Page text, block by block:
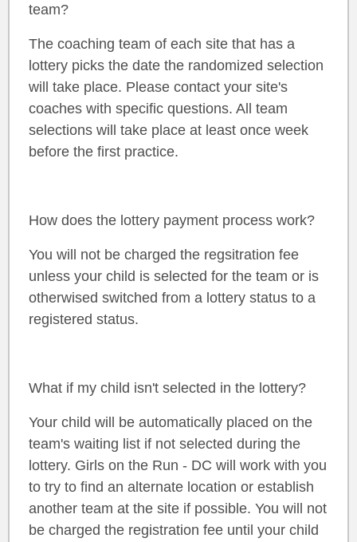
team?
The coaching team of each site that has a
lottery picks the date the randomized selection
will take place. Please contact your site's
coaches with specific questions. All team
selections will take place at least once week
before the first practice.
How does the lottery payment process work?
You will not be charged the regsitration fee
unless your child is selected for the team or is
otherwised switched from a lottery status to a
registered status.
What if my child isn't selected in the lottery?
Your child will be automatically placed on the
team's waiting list if not selected during the
lottery. Girls on the Run - DC will work with you
to try to find an alternate location or establish
another team at the site if possible. You will not
be charged the registration fee until your child